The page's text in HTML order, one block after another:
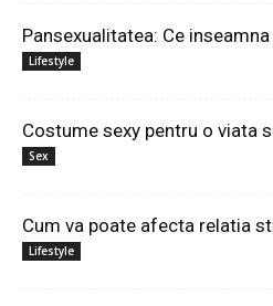
Pansexualitatea: Ce
Lifestyle
Costume sexy pentru o viata
Sex
Cum va poate afecta relatia
Lifestyle